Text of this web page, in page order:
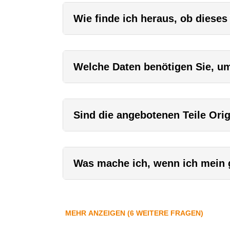
Wie finde ich heraus, ob
Welche Daten benötigen Sie,
Sind die angebotenen Teile
Was mache ich, wenn ich
MEHR ANZEIGEN (6 WEITERE FRAGEN)